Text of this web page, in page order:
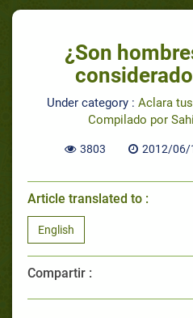
¿Son
Under category : Aclara
Compilado por
3803 2012/06/
Article translated to :
English
Compartir :